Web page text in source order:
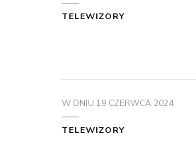
TELEWIZORY
W DNIU 19 CZERWCA 2024
TELEWIZORY